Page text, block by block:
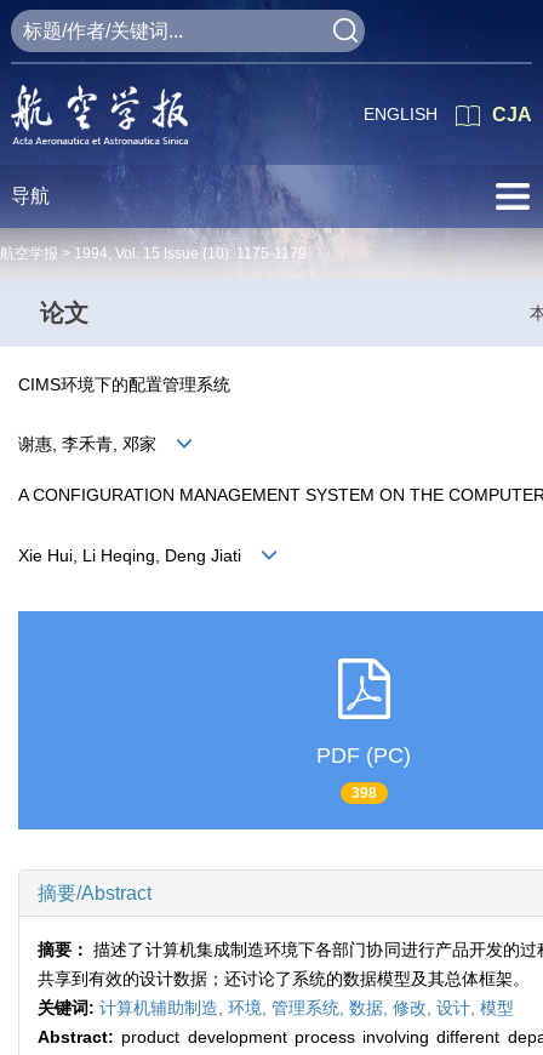
CJA
ENGLISH
导航
航空学报 > 1994, Vol. 15 Issue (10): 1175-1179
论文
CIMS环境下的配置管理系统
谢惠, 李禾青, 邓家
A CONFIGURATION MANAGEMENT SYSTEM ON THE
Xie Hui, Li Heqing, Deng Jiati
PDF (PC)
398
摘要/Abstract
摘要：描述了计算机集成制造环境下各部门协同进行产品开发的
共享到有效的设计数据；还讨论了系统的数据模型及其总体框架。
关键词: 计算机辅助制造, 环境, 管理系统, 数据, 修改, 设计, 模型
Abstract: product development process involving different